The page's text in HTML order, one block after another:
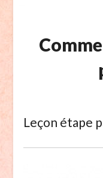
Leçon étape